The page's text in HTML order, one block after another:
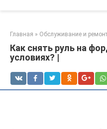
Главная » Обслуживание и
Как снять руль на
условиях? |